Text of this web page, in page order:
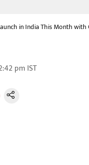
in India This Month with
pm IST